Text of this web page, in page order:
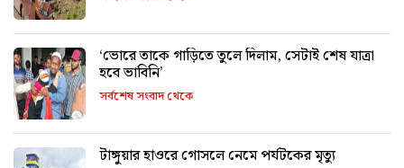
‘ভোরে তাকে গাড়িতে তুলে দিলাম, সেটাই শেষ যাত্রা
হবে ভাবিনি’
সর্বশেষ সংবাদ থেকে
টাঙ্গুয়ার হাওরে গোসলে নেমে পর্যটকের মৃত্যু